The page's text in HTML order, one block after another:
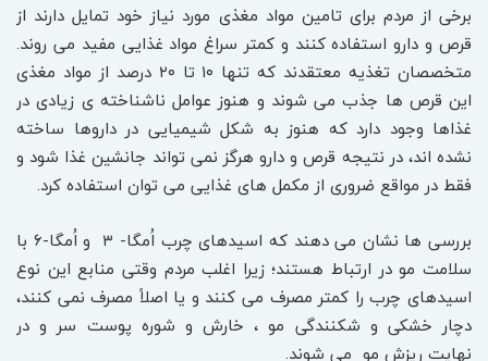
برخی از مردم برای تامین مواد مغذی مورد نیاز خود تمایل دارند از
قرص و دارو استفاده کنند و کمتر سراغ مواد غذایی مفید می روند.
متخصصان تغذیه معتقدند که تنها ۱۰ تا ۲۰ درصد از مواد مغذی
این قرص ها جذب می شوند و هنوز عوامل ناشناخته ی زیادی در
غذاها وجود دارد که هنوز به شکل شیمیایی در داروها ساخته
نشده اند، در نتیجه قرص و دارو هرگز نمی تواند جانشین غذا شود و
فقط در مواقع ضروری از مکمل های غذایی می توان استفاده کرد.
بررسی ها نشان می دهند که اسیدهای چرب اُمگا- ۳ و اُمگا-۶ با
سلامت مو در ارتباط هستند؛ زیرا اغلب مردم وقتی منابع این نوع
اسیدهای چرب را کمتر مصرف می کنند و یا اصلاً مصرف نمی کنند،
دچار خشکی و شکنندگی مو ، خارش و شوره پوست سر و در
نهایت ریزش مو می شوند.